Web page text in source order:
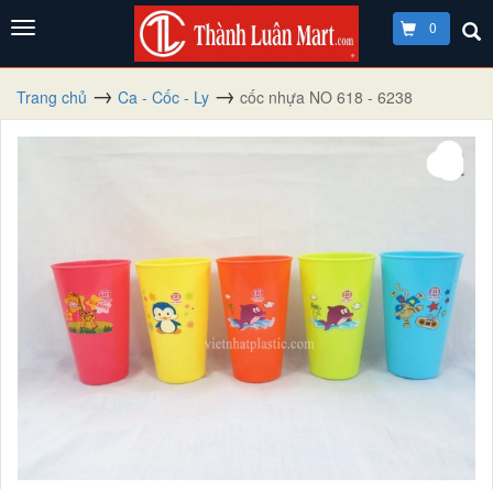
0
Trang chủ Ca - Cốc - Ly cốc nhựa NO 618 - 6238